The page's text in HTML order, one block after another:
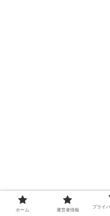
ホーム 運営者情報
プライ